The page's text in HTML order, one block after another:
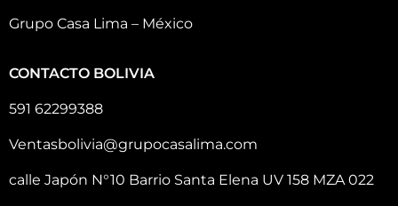
Grupo Casa Lima – México
CONTACTO BOLIVIA
591 62299388
Ventasbolivia@grupocasalima.com
calle Japón N°10 Barrio Santa Elena UV 158 MZA 022